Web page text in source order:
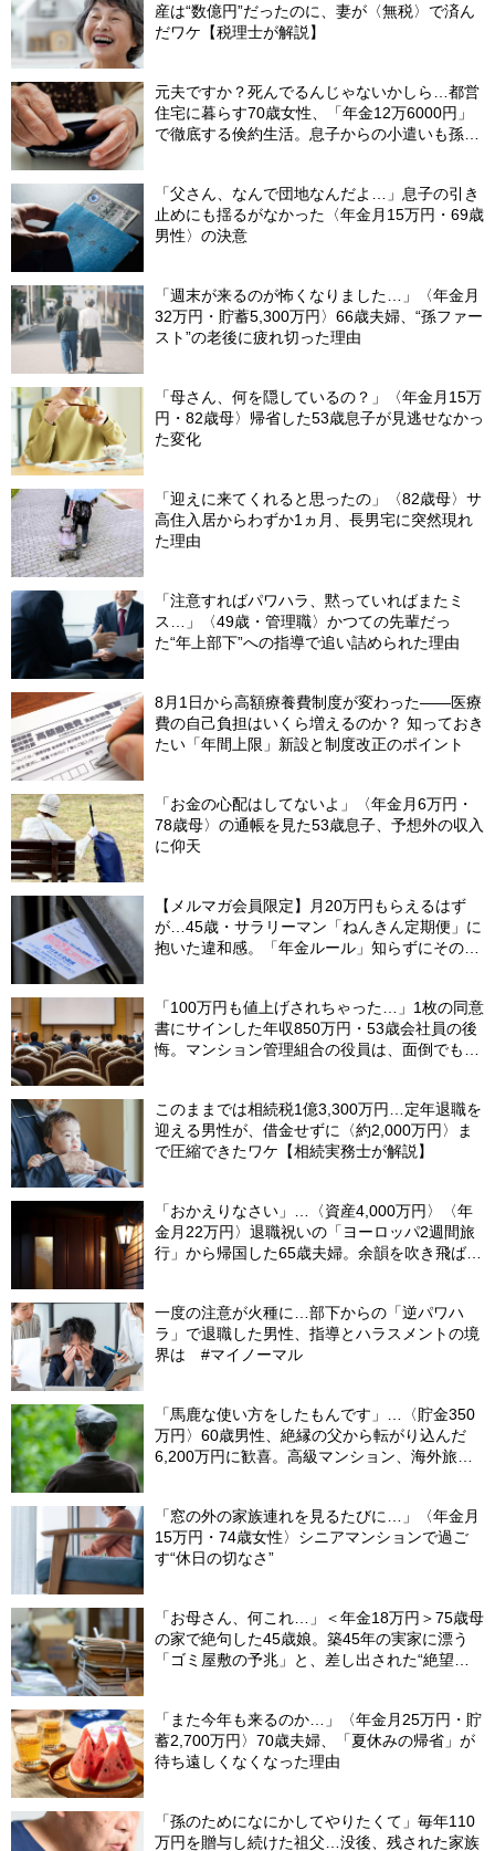
産は“数億円”だったのに、妻が〈無税〉で済ん
だワケ【税理士が解説】
元夫ですか？死んでるんじゃないかしら…都営
住宅に暮らす70歳女性、「年金12万6000円」
で徹底する倹約生活。息子からの小遣いも孫の
「父さん、なんで団地なんだよ…」息子の引き
止めにも揺るがなかった〈年金月15万円・69歳
男性〉の決意
「週末が来るのが怖くなりました…」〈年金月
32万円・貯蓄5,300万円〉66歳夫婦、“孫ファー
スト”の老後に疲れ切った理由
「母さん、何を隠しているの？」〈年金月15万
円・82歳母〉帰省した53歳息子が見逃せなかっ
た変化
「迎えに来てくれると思ったの」〈82歳母〉サ
高住入居からわずか1ヵ月、長男宅に突然現れ
た理由
「注意すればパワハラ、黙っていればまたミ
ス…」〈49歳・管理職〉かつての先輩だっ
た“年上部下”への指導で追い詰められた理由
8月1日から高額療養費制度が変わった――医療
費の自己負担はいくら増えるのか？ 知っておき
たい「年間上限」新設と制度改正のポイント
「お金の心配はしてないよ」〈年金月6万円・
78歳母〉の通帳を見た53歳息子、予想外の収入
に仰天
【メルマガ会員限定】月20万円もらえるはず
が…45歳・サラリーマン「ねんきん定期便」に
抱いた違和感。「年金ルール」知らずにそのま
「100万円も値上げされちゃった…」1枚の同意
書にサインした年収850万円・53歳会社員の後
悔。マンション管理組合の役員は、面倒でも自
このままでは相続税1億3,300万円…定年退職を
迎える男性が、借金せずに〈約2,000万円〉ま
で圧縮できたワケ【相続実務士が解説】
「おかえりなさい」…〈資産4,000万円〉〈年
金月22万円〉退職祝いの「ヨーロッパ2週間旅
行」から帰国した65歳夫婦。余韻を吹き飛ばし
一度の注意が火種に…部下からの「逆パワハ
ラ」で退職した男性、指導とハラスメントの境
界は #マイノーマル
「馬鹿な使い方をしたもんです」…〈貯金350
万円〉60歳男性、絶縁の父から転がり込んだ
6,200万円に歓喜。高級マンション、海外旅
「窓の外の家族連れを見るたびに…」〈年金月
15万円・74歳女性〉シニアマンションで過ご
す“休日の切なさ”
「お母さん、何これ…」＜年金18万円＞75歳母
の家で絶句した45歳娘。築45年の実家に漂う
「ゴミ屋敷の予兆」と、差し出された“絶望の
「また今年も来るのか…」〈年金月25万円・貯
蓄2,700万円〉70歳夫婦、「夏休みの帰省」が
待ち遠しくなくなった理由
「孫のためになにかしてやりたくて」毎年110
万円を贈与し続けた祖父…没後、残された家族